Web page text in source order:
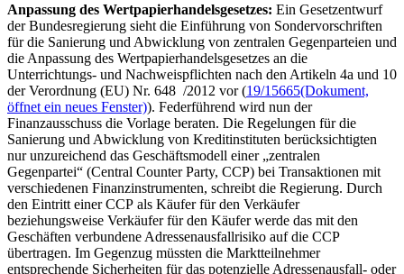
Anpassung des Wertpapierhandelsgesetzes: Ein Gesetzentwurf
der Bundesregierung sieht die Einführung von Sondervorschriften
für die Sanierung und Abwicklung von zentralen Gegenparteien und
die Anpassung des Wertpapierhandelsgesetzes an die
Unterrichtungs- und Nachweispflichten nach den Artikeln 4a und 10
der Verordnung (EU) Nr. 648 /2012 vor (19/15665(Dokument,
öffnet ein neues Fenster)). Federführend wird nun der
Finanzausschuss die Vorlage beraten. Die Regelungen für die
Sanierung und Abwicklung von Kreditinstituten berücksichtigten
nur unzureichend das Geschäftsmodell einer „zentralen
Gegenpartei“ (Central Counter Party, CCP) bei Transaktionen mit
verschiedenen Finanzinstrumenten, schreibt die Regierung. Durch
den Eintritt einerCCP als Käufer für den Verkäufer
beziehungsweise Verkäufer für den Käufer werde das mit den
Geschäften verbundene Adressenausfallrisiko auf die CCP
übertragen. Im Gegenzug müssten die Marktteilnehmer
entsprechende Sicherheiten für das potenzielle Adressenausfall- oder